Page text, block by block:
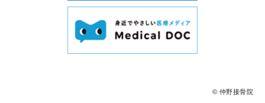
© 仲野接骨院